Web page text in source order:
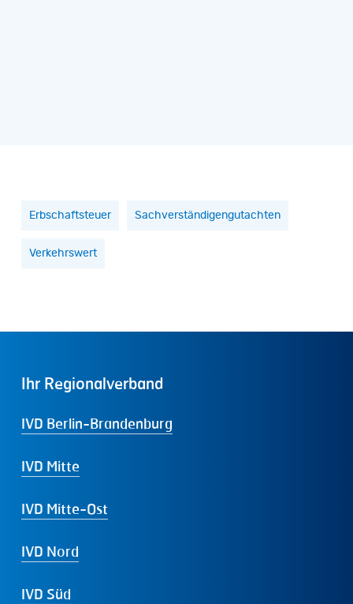
Erbschaftsteuer Sachverständigengutachten
Verkehrswert
Ihr Regionalverband
IVD Berlin-Brandenburg
IVD Mitte
IVD Mitte-Ost
IVD Nord
IVD Süd